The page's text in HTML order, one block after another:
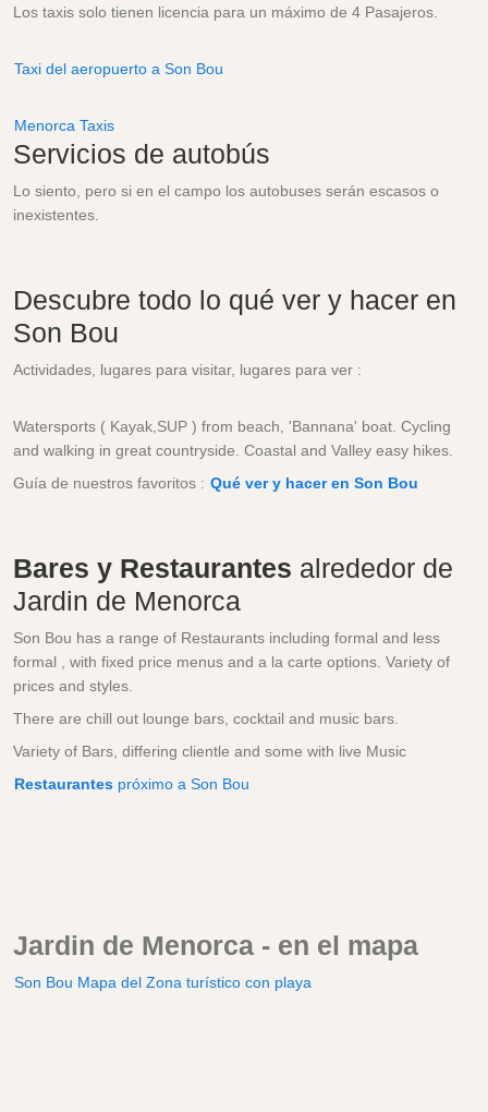
Los taxis solo tienen licencia para un máximo de 4 Pasajeros.
Taxi del aeropuerto a Son Bou
Menorca Taxis
Servicios de autobús
Lo siento, pero si en el campo los autobuses serán escasos o
inexistentes.
Descubre todo lo qué ver y hacer en
Son Bou
Actividades, lugares para visitar, lugares para ver :
Watersports ( Kayak,SUP ) from beach, 'Bannana' boat. Cycling
and walking in great countryside. Coastal and Valley easy hikes.
Guía de nuestros favoritos : Qué ver y hacer en Son Bou
Bares y Restaurantes alrededor de
Jardin de Menorca
Son Bou has a range of Restaurants including formal and less
formal , with fixed price menus and a la carte options. Variety of
prices and styles.
There are chill out lounge bars, cocktail and music bars.
Variety of Bars, differing clientle and some with live Music
Restaurantes próximo a Son Bou
Jardin de Menorca - en el mapa
Son Bou Mapa del Zona turístico con playa